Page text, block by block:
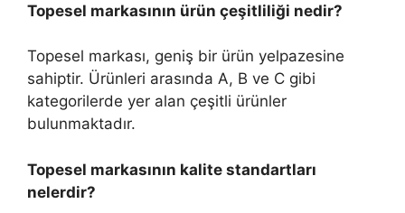
Topesel markasının ürün çeşitliliği nedir?
Topesel markası, geniş bir ürün yelpazesine
sahiptir. Ürünleri arasında A, B ve C gibi
kategorilerde yer alan çeşitli ürünler
bulunmaktadır.
Topesel markasının kalite standartları
nelerdir?